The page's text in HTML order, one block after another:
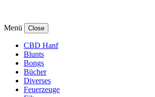
Menü Close
CBD Hanf
Blunts
Bongs
Bücher
Diverses
Feuerzeuge